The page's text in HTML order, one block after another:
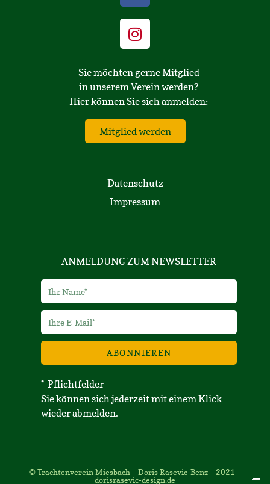
Sie möchten gerne Mitglied
in unserem Verein werden?
Hier können Sie sich anmelden:
Mitglied werden
Datenschutz
Impressum
ANMELDUNG ZUM NEWSLETTER
ABONNIEREN
* Pflichtfelder
Sie können sich jederzeit mit einem Klick
wieder abmelden.
© Trachtenverein Miesbach – Doris Rasevic-Benz – 2021 –
dorisrasevic-design.de